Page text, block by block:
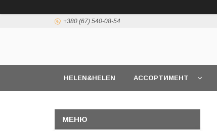
+380 (67) 540-08-54
HELEN&HELEN АССОРТИМЕНТ